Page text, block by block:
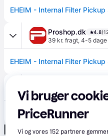
Proshop.dk 4.8
39 kr. fragt, 4-5 dage
40 kr. fragt ,1-3 dage
Indvendig Filter Pumpe45 l
Annonce
Vi bruger
PriceRunner
Vi og vores152 partnere